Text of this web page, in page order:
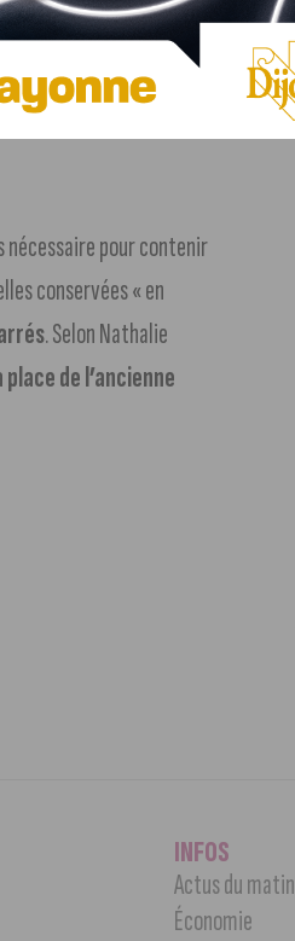
à deux heures de la
scientifiques »
pour contenir
conservées « en
. Selon Nathalie
de l’ancienne
INFOS
Actus du matin
Économie